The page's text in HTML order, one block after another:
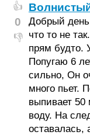
👍
0
👎
Добрый
что то не
прям будто.
Попугаю 6
сильно, Он
много пьет.
выпивает
воду. На
оставалась,